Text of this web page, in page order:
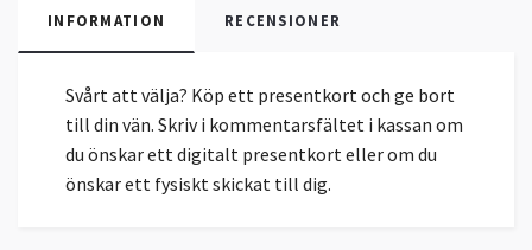
INFORMATION RECENSIONER
Svårt att välja? Köp ett presentkort och ge bort
till din vän. Skriv i kommentarsfältet i kassan om
du önskar ett digitalt presentkort eller om du
önskar ett fysiskt skickat till dig.